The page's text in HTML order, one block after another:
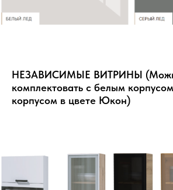
НЕЗАВИСИМЫЕ ВИТРИНЫ
комплектовать с белым
корпусом в цвете Юкон)